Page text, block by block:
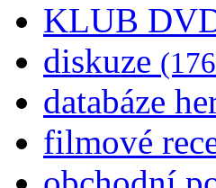
KLUB
diskuze
databáze
filmové